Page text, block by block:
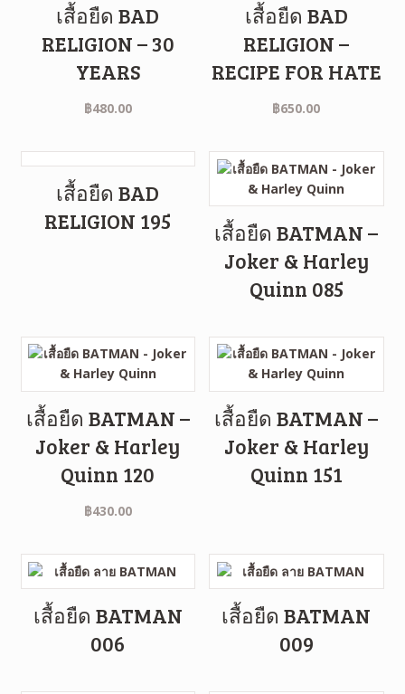
เสื้อยืด BAD
RELIGION – 30
YEARS
฿480.00
เสื้อยืด BAD
RELIGION –
RECIPE FOR HATE
฿650.00
เสื้อยืด BAD
RELIGION 195
เสื้อยืด BATMAN –
Joker & Harley
Quinn 085
เสื้อยืด BATMAN –
Joker & Harley
Quinn 120
฿430.00
เสื้อยืด BATMAN –
Joker & Harley
Quinn 151
เสื้อยืด BATMAN
006
เสื้อยืด BATMAN
009